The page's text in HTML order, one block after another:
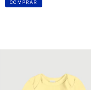
COMPRAR